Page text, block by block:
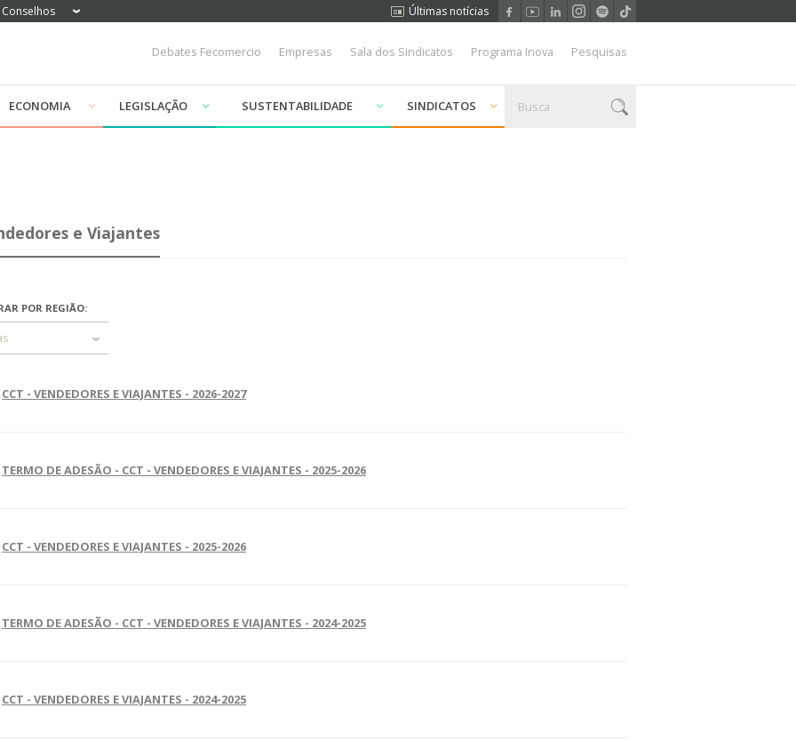
Conselhos Últimas notícias
Debates Fecomercio Empresas Sala dos Sindicatos Programa Inova Pesquisas
ECONOMIA LEGISLAÇÃO SUSTENTABILIDADE SINDICATOS
e Viajantes
POR REGIÃO:
CCT - VENDEDORES E VIAJANTES - 2026-2027
TERMO DE ADESÃO - CCT - VENDEDORES E VIAJANTES - 2025-2026
CCT - VENDEDORES E VIAJANTES - 2025-2026
TERMO DE ADESÃO - CCT - VENDEDORES E VIAJANTES - 2024-2025
CCT - VENDEDORES E VIAJANTES - 2024-2025